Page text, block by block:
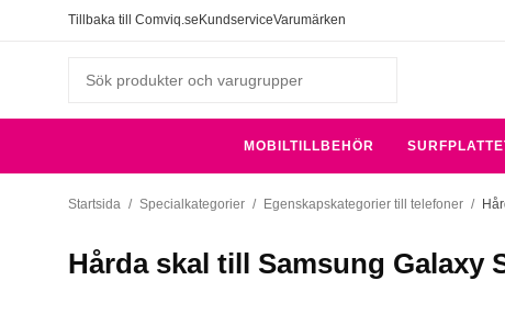
Tillbaka till Comviq.se KundserviceVarumärken
MOBILTILLBEHÖR
Startsida / Specialkategorier / Egenskapskategorier till telefoner /
Hårda skal till Samsung Galaxy